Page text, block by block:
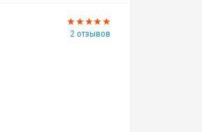
2 отзывов